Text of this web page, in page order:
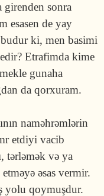
sonra
esasen de yay
ki, men basimi
Etrafimda kime
gunaha
da qorxuram.
naməhrəmlərin
etdiyi vacib
tərləmək və ya
əsas vermir.
yolu qoymuşdur.